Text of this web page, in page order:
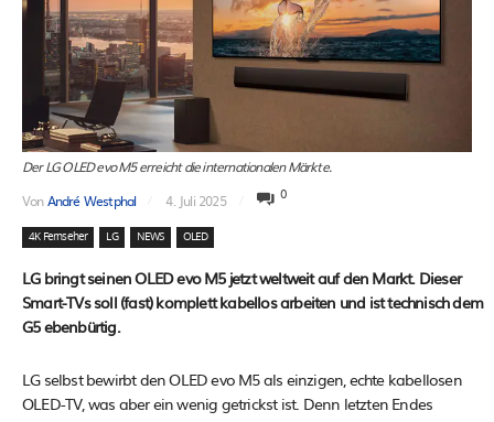
Der LG OLED evo M5 erreicht die internationalen Märkte.
VonAndré Westphal 4. Juli 2025 0
4K Fernseher LG NEWS OLED
LG bringt seinen OLED evo M5 jetzt weltweit auf den Markt. Dieser
Smart-TVs soll (fast) komplett kabellos arbeiten und ist technisch dem
G5 ebenbürtig.
LG selbst bewirbt den OLED evo M5 als einzigen, echte kabellosen
OLED-TV, was aber ein wenig getrickst ist. Denn letzten Endes